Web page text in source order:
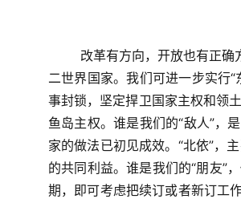
改革有方向，开放也有正确
二世界国家。我们可进一步实行
事封锁，坚定捍卫国家主权和领
鱼岛主权。谁是我们的“敌人”，
家的做法已初见成效。“北依”，
的共同利益。谁是我们的“朋友”
期，即可考虑把续订或者新订工